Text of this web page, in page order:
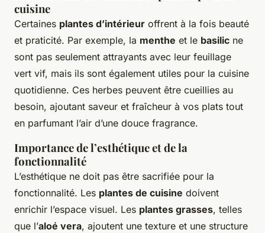
cuisine
Certaines plantes d’intérieur offrent à la fois beauté
et praticité. Par exemple, la menthe et le basilic ne
sont pas seulement attrayants avec leur feuillage
vert vif, mais ils sont également utiles pour la cuisine
quotidienne. Ces herbes peuvent être cueillies au
besoin, ajoutant saveur et fraîcheur à vos plats tout
en parfumant l’air d’une douce fragrance.
Importance de l’esthétique et de la
fonctionnalité
L’esthétique ne doit pas être sacrifiée pour la
fonctionnalité. Les plantes de cuisine doivent
enrichir l’espace visuel. Les plantes grasses, telles
que l’aloé vera, ajoutent une texture et une structure